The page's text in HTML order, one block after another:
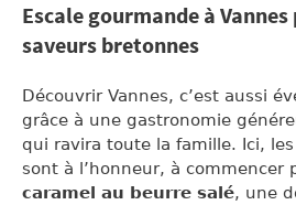
Escale gourmande à
saveurs bretonnes
Découvrir Vannes, c’est aussi
grâce à une gastronomie
qui ravira toute la famille. Ici,
sont à l’honneur, à commencer
caramel au beurre salé, une